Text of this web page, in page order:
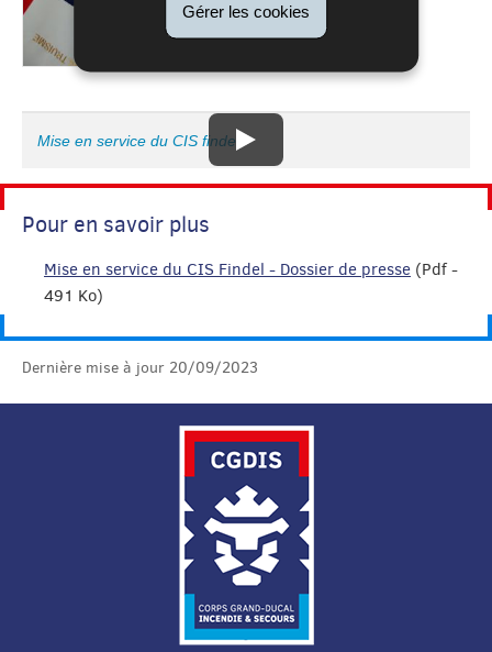
Gérer les cookies
Mise en service du CIS findel
Pour en savoir plus
Mise en service du CIS Findel - Dossier de presse (Pdf -
491 Ko)
Dernière mise à jour 20/09/2023